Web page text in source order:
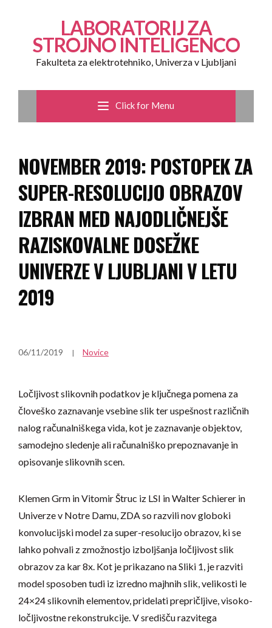
LABORATORIJ ZA
STROJNO INTELIGENCO
Fakulteta za elektrotehniko, Univerza v Ljubljani
Click for Menu
NOVEMBER 2019: POSTOPEK ZA
SUPER-RESOLUCIJO OBRAZOV
IZBRAN MED NAJODLIČNEJŠE
RAZISKOVALNE DOSEŽKE
UNIVERZE V LJUBLJANI V LETU
2019
06/11/2019 Novice
Ločljivost slikovnih podatkov je ključnega pomena za
človeško zaznavanje vsebine slik ter uspešnost različnih
nalog računalniškega vida, kot je zaznavanje objektov,
samodejno sledenje ali računalniško prepoznavanje in
opisovanje slikovnih scen.
Klemen Grm in Vitomir Štruc iz LSI in Walter Schierer in
Univerze v Notre Damu, ZDA so razvili nov globoki
konvolucijski model za super-resolucijo obrazov, ki se
lahko pohvali z zmožnostjo izboljšanja ločljivost slik
obrazov za kar 8x. Kot je prikazano na Sliki 1, je razviti
model sposoben tudi iz izredno majhnih slik, velikosti le
24×24 slikovnih elementov, pridelati prepričljive, visoko-
ločljivostne rekonstrukcije. V središču razvitega